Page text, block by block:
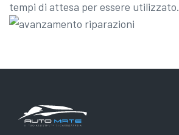
tempi di attesa per essere utilizzato.